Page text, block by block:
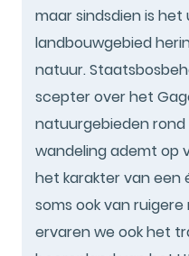
maar sindsdien is
landbouwgebied
natuur.
scepter over het
natuurgebieden rond
wandeling ademt op
het karakter van een
soms ook van
ervaren we ook het